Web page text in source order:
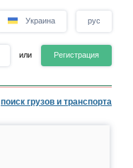
Украина рус
или Регистрация
поиск грузов и транспорта